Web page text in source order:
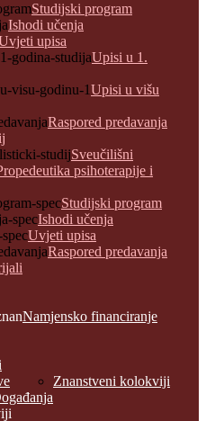
Studijski program
Ishodi učenja
upisa
Upisi u 1.
Upisi u višu
Raspored predavanja
Sveučilišni
psihoterapije i
Studijski program
Ishodi učenja
Uvjeti upisa
Raspored predavanja
Namjensko financiranje
Znanstveni kolokviji